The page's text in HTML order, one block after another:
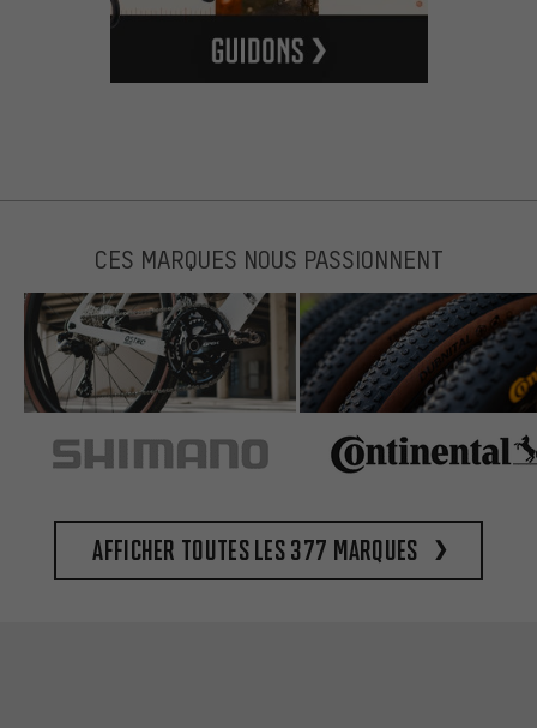
CES MARQUES NOUS PASSIONNENT
Afficher toutes les 377 marques